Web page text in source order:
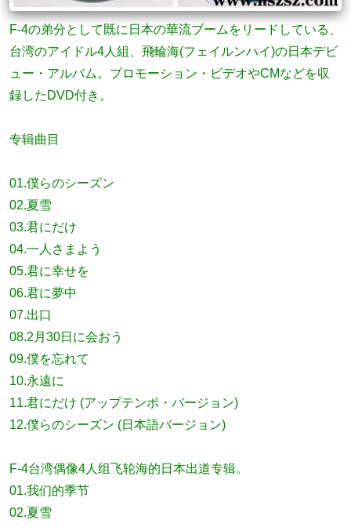
F-4の弟分として既に日本の華流ブームをリードしている、
台湾のアイドル4人組、飛輪海(フェイルンハイ)の日本デビ
ュー・アルバム。プロモーション・ビデオやCMなどを収
録したDVD付き。
专辑曲目
01.僕らのシーズン
02.夏雪
03.君にだけ
04.一人さまよう
05.君に幸せを
06.君に夢中
07.出口
08.2月30日に会おう
09.僕を忘れて
10.永遠に
11.君にだけ (アップテンポ・バージョン)
12.僕らのシーズン (日本語バージョン)
F-4台湾偶像4人组飞轮海的日本出道专辑。
01.我们的季节
02.夏雪